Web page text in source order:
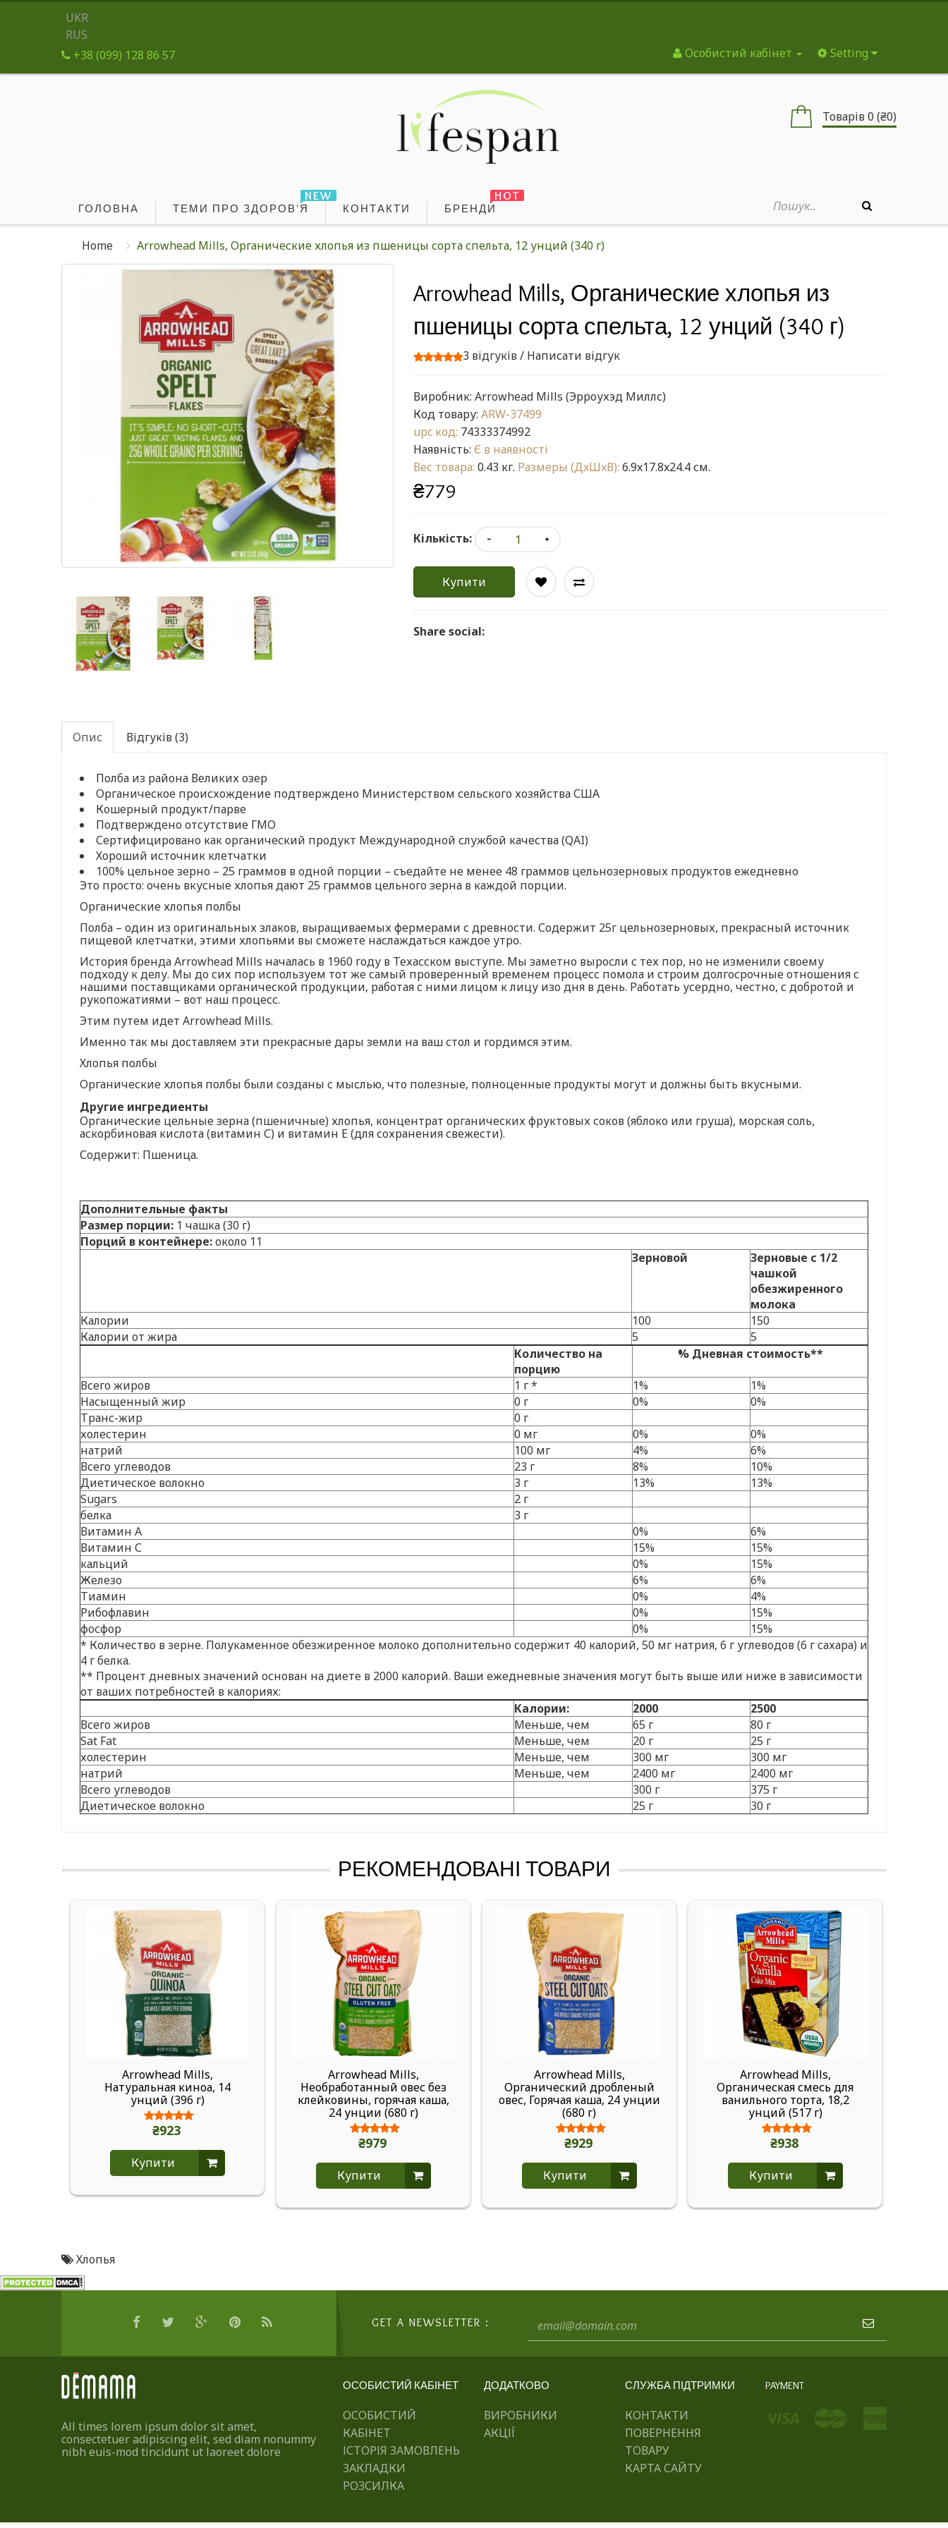
UKR
RUS
Особистий кабінет
Setting
+38 (099) 128 86 57
Товарів 0 (₴0)
ГОЛОВНА
NEW
ТЕМИ ПРО ЗДОРОВ'Я КОНТАКТИ
HOT
БРЕНДИ
Home Arrowhead Mills, Органические хлопья из пшеницы сорта спельта, 12 унций (340 г)
Arrowhead Mills, Органические хлопья из
пшеницы сорта спельта, 12 унций (340 г)
3 відгуків/ Написати відгук
Виробник:Arrowhead Mills (Эрроухэд Миллс)
Код товару:ARW-37499
upc код: 74333374992
Наявність:Є в наявності
Вес товара: 0.43 кг. Размеры (ДxШxВ): 6.9x17.8x24.4 см.
₴779
Кількість:
Купити
Share social:
Опис Відгуків (3)
Полба из района Великих озер
Органическое происхождение подтверждено Министерством сельского хозяйства США
Кошерный продукт/парве
Подтверждено отсутствие ГМО
Сертифицировано как органический продукт Международной службой качества (QAI)
Хороший источник клетчатки
100% цельное зерно – 25 граммов в одной порции – съедайте не менее 48 граммов цельнозерновых продуктов ежедневно
Это просто: очень вкусные хлопья дают 25 граммов цельного зерна в каждой порции.
Органические хлопья полбы
Полба – один из оригинальных злаков, выращиваемых фермерами с древности. Содержит 25г цельнозерновых, прекрасный источник
пищевой клетчатки, этими хлопьями вы сможете наслаждаться каждое утро.
История бренда Arrowhead Mills началась в 1960 году в Техасском выступе. Мы заметно выросли с тех пор, но не изменили своему
подходу к делу. Мы до сих пор используем тот же самый проверенный временем процесс помола и строим долгосрочные отношения с
нашими поставщиками органической продукции, работая с ними лицом к лицу изо дня в день. Работать усердно, честно, с добротой и
рукопожатиями – вот наш процесс.
Этим путем идет Arrowhead Mills.
Именно так мы доставляем эти прекрасные дары земли на ваш стол и гордимся этим.
Хлопья полбы
Органические хлопья полбы были созданы с мыслью, что полезные, полноценные продукты могут и должны быть вкусными.
Другие ингредиенты
Органические цельные зерна (пшеничные) хлопья, концентрат органических фруктовых соков (яблоко или груша), морская соль,
аскорбиновая кислота (витамин С) и витамин Е (для сохранения свежести).
Содержит: Пшеница.
Дополнительные факты
Размер порции: 1 чашка (30 г)
Порций в контейнере:около 11
Зерновой
Зерновые с 1/2
чашкой
обезжиренного
молока
Калории
100
150
Калории от жира
5
5
Количество на
порцию
% Дневная стоимость**
Всего жиров 1 г * 1%
1%
Насыщенный жир
0 г 0%
0%
Транс-жир
0 г
холестерин
0 мг 0%
0%
натрий
100 мг 4%
6%
Всего углеводов
23 г 8%
10%
Диетическое волокно
3 г 13%
13%
Sugars
2 г
белка
3 г
Витамин А
0%
6%
Витамин С
15%
15%
кальций
0%
15%
Железо
6%
6%
Тиамин
0%
4%
Рибофлавин
0%
15%
фосфор
0%
15%
* Количество в зерне. Полукаменное обезжиренное молоко дополнительно содержит 40 калорий, 50 мг натрия, 6 г углеводов (6 г сахара) и
4 г белка.
** Процент дневных значений основан на диете в 2000 калорий. Ваши ежедневные значения могут быть выше или ниже в зависимости
от ваших потребностей в калориях:
Калории:
2000
2500
Всего жиров
Меньше, чем 65 г
80 г
Sat Fat
Меньше, чем 20 г
25 г
холестерин
Меньше, чем 300 мг
300 мг
натрий
Меньше, чем 2400 мг
2400 мг
Всего углеводов
300 г
375 г
Диетическое волокно
25 г 30 г
РЕКОМЕНДОВАНІ ТОВАРИ
Arrowhead Mills,
Натуральная киноа, 14
унций (396 г)
₴923
Купити
Arrowhead Mills,
Необработанный овес без
клейковины, горячая каша,
24 унции (680 г)
₴979
Купити
Arrowhead Mills,
Органический дробленый
овес, Горячая каша, 24 унции
(680 г)
₴929
Купити
Arrowhead Mills,
Органическая смесь для
ванильного торта, 18,2
унций (517 г)
₴938
Купити
Хлопья
GET A NEWSLETTER :
All times lorem ipsum dolor sit amet,
consectetuer adipiscing elit, sed diam nonummy
nibh euis-mod tincidunt ut laoreet dolore
ОСОБИСТИЙ КАБІНЕТ
ОСОБИСТИЙ
КАБІНЕТ
ІСТОРІЯ ЗАМОВЛЕНЬ
ЗАКЛАДКИ
РОЗСИЛКА
ДОДАТКОВО
ВИРОБНИКИ
АКЦІЇ
СЛУЖБА ПІДТРИМКИ
КОНТАКТИ
ПОВЕРНЕННЯ
ТОВАРУ
КАРТА САЙТУ
PAYMENT